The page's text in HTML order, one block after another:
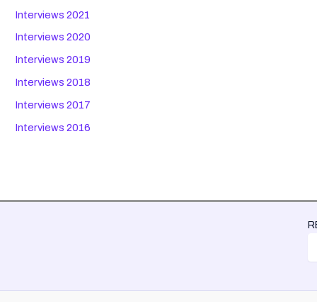
Interviews 2021
Interviews 2020
Interviews 2019
Interviews 2018
Interviews 2017
Interviews 2016